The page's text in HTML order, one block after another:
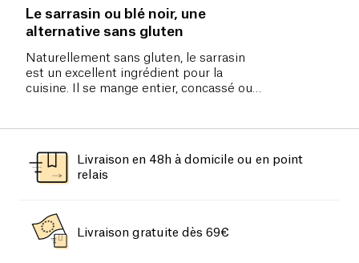
Le sarrasin ou blé noir, une
alternative sans gluten
Naturellement sans gluten, le sarrasin
est un excellent ingrédient pour la
cuisine. Il se mange entier, concassé ou
Livraison en 48h à domicile ou en point
relais
Livraison gratuite dès 69€